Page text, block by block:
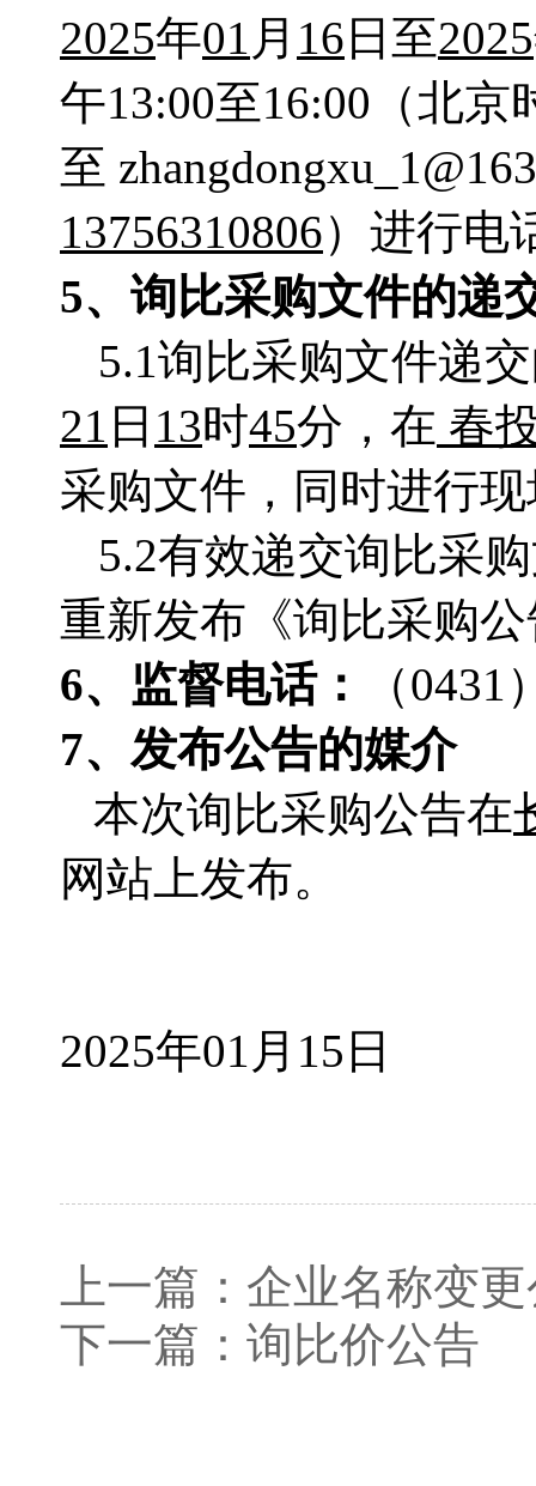
2025年01 月 16 日至2025
午13:00至16:00（北
至
13756310806）进行电
5、询比采购文件的递
5.1询比采购文件递
21 日 13时45分，在 春
采购文件，同时进行
5.2有效递交询比采
重新发布《询比采购
6、监督电话：
（0431
7、发布公告的媒介
本次询比采购公告在
网站上发布。
2025年01月15日
上一篇： 企业名称变
下一篇： 询比价公告